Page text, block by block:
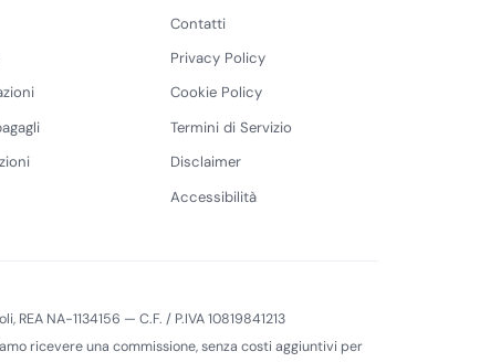
Contatti
Privacy Policy
Cookie Policy
Termini di Servizio
Disclaimer
Accessibilità
NA-1134156 — C.F. / P.IVA 10819841213
ricevere una commissione, senza costi aggiuntivi per